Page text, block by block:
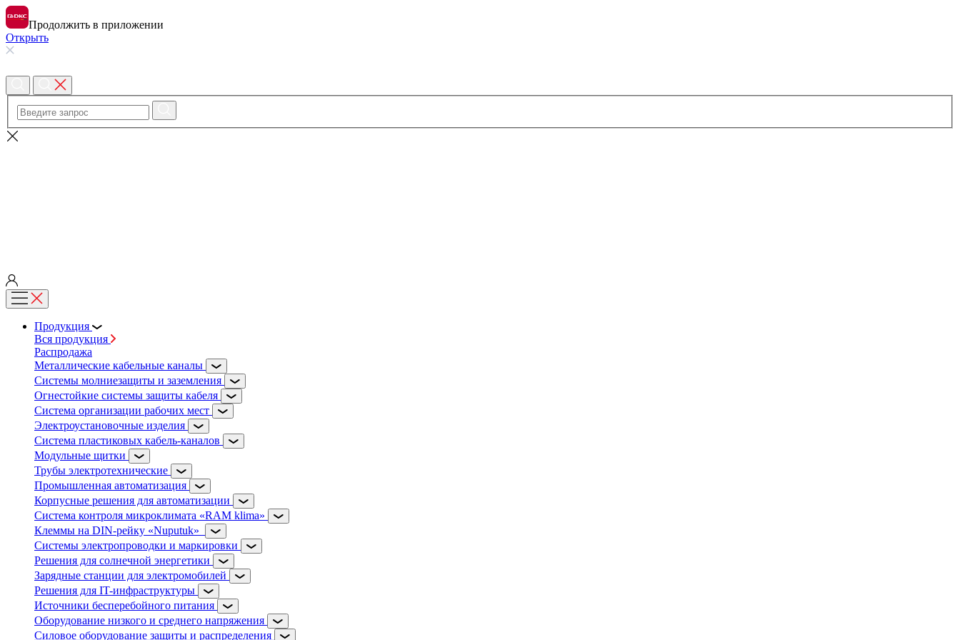
Продолжить в приложении
Открыть
Продукция
Вся продукция
Распродажа
Металлические кабельные каналы
Системы молниезащиты и заземления
Огнестойкие системы защиты кабеля
Система организации рабочих мест
Электроустановочные изделия
Система пластиковых кабель-каналов
Модульные щитки
Трубы электротехнические
Промышленная автоматизация
Корпусные решения для автоматизации
Система контроля микроклимата «RAM klima»
Клеммы на DIN-рейку «Nuputuk»
Системы электропроводки и маркировки
Решения для солнечной энергетики
Зарядные станции для электромобилей
Решения для IT-инфраструктуры
Источники бесперебойного питания
Оборудование низкого и среднего напряжения
Силовое оборудование защиты и распределения